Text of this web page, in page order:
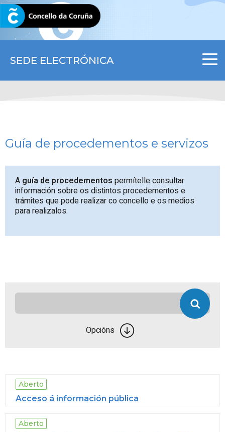
SEDE ELECTRÓNICA
CORUNA.GAL
Guía de procedementos e servizos
A guía de procedementos permítelle consultar
información sobre os distintos procedementos e
trámites que pode realizar co concello e os medios
para realizalos.
Opcións
Aberto
Acceso á información pública
Aberto